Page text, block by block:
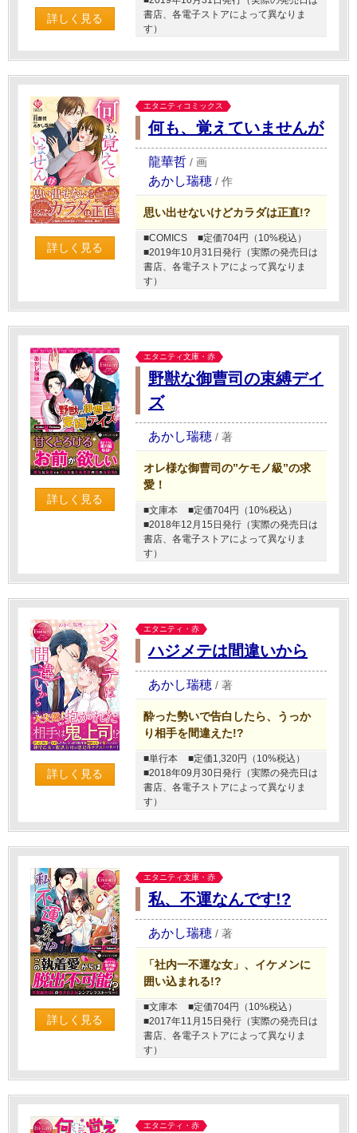
詳しく見る
書店、各電子ストアによって異なりま
す）
詳しく見る
エタニティコミックス
何も、覚えていませんが
龍華哲 / 画
あかし瑞穂 / 作
思い出せないけどカラダは正直!?
■COMICS
■定価704円（10%税込）
■2019年10月31日発行（実際の発売日は
書店、各電子ストアによって異なりま
す）
詳しく見る
エタニティ文庫・赤
野獣な御曹司の束縛デイ
ズ
あかし瑞穂 / 著
オレ様な御曹司の”ケモノ級”の求
愛！
■文庫本
■定価704円（10%税込）
■2018年12月15日発行（実際の発売日は
書店、各電子ストアによって異なりま
す）
詳しく見る
エタニティ・赤
ハジメテは間違いから
あかし瑞穂 / 著
酔った勢いで告白したら、うっか
り相手を間違えた!?
■単行本
■定価1,320円（10%税込）
■2018年09月30日発行（実際の発売日は
書店、各電子ストアによって異なりま
す）
詳しく見る
エタニティ文庫・赤
私、不運なんです!?
あかし瑞穂 / 著
「社内一不運な女」、イケメンに
囲い込まれる!?
■文庫本
■定価704円（10%税込）
■2017年11月15日発行（実際の発売日は
書店、各電子ストアによって異なりま
す）
エタニティ・赤